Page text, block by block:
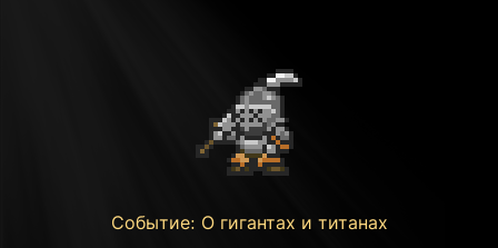
Событие: О гигантах и титанах